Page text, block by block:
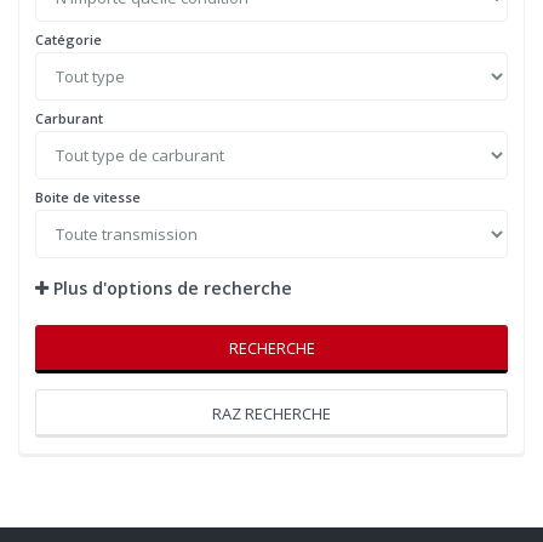
Catégorie
Carburant
Boite de vitesse
Plus d'options de recherche
RECHERCHE
RAZ RECHERCHE